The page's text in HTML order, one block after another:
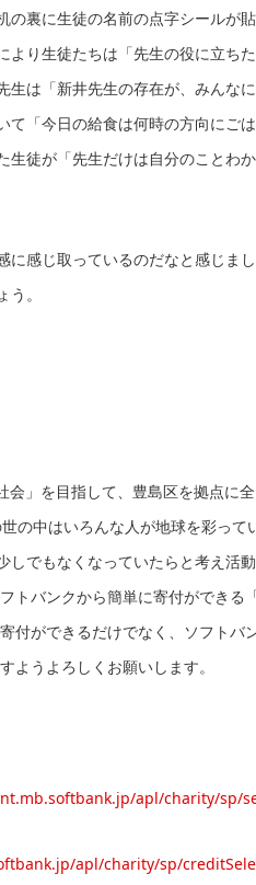
裏に生徒の名前の点字シールが
り生徒たちは「先生の役に立ち
は「新井先生の存在が、みんな
「今日の給食は何時の方向にご
徒が「先生だけは自分のことわ
感じ取っているのだなと感じまし
。
会」を目指して、豊島区を拠点に
の中はいろんな人が地球を彩って
でもなくなっていたらと考え活
トバンクから簡単に寄付ができる
付ができるだけでなく、ソフトバ
ようよろしくお願いします。
apl/charity/sp/
apl/charity/sp/